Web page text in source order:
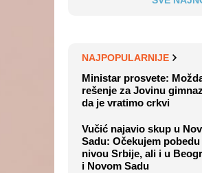
NAJPOPULARNIJE
Ministar prosvete:
rešenje za Jovinu
da je vratimo crkvi
Vučić najavio skup u
Sadu: Očekujem pobedu
nivou Srbije, ali i u
i Novom Sadu